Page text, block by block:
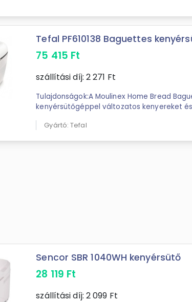
Tefal PF610138 Baguettes
75 415 Ft
szállítási díj: 2 271 Ft
Tulajdonságok:A Moulinex Home Bread
kenyérsütőgéppel változatos kenyereket
Gyártó: Tefal
Sencor SBR 1040WH kenyérsütő
28 119 Ft
szállítási díj: 2 099 Ft